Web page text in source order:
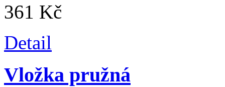
361 Kč
Detail
Vložka pružná